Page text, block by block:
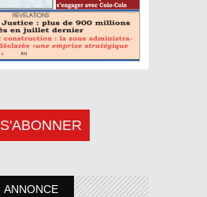
S'ABONNER
ANNONCE